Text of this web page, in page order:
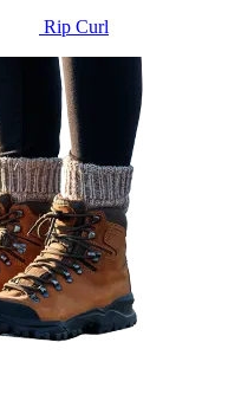
Rip Curl